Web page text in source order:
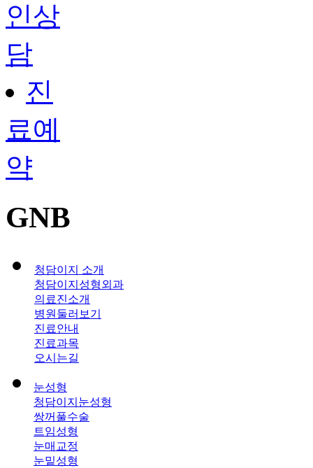
인상
담
진
료예
약
GNB
청담이지 소개
청담이지성형외과
의료진소개
병원둘러보기
진료안내
진료과목
오시는길
눈성형
청담이지눈성형
쌍꺼풀수술
트임성형
눈매교정
눈밑성형